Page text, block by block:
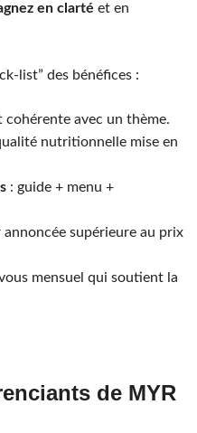
en clarté et en
list” des bénéfices :
cohérente avec un thème.
nutritionnelle mise en
: guide + menu +
annoncée supérieure au prix
mensuel qui soutient la
de MYR